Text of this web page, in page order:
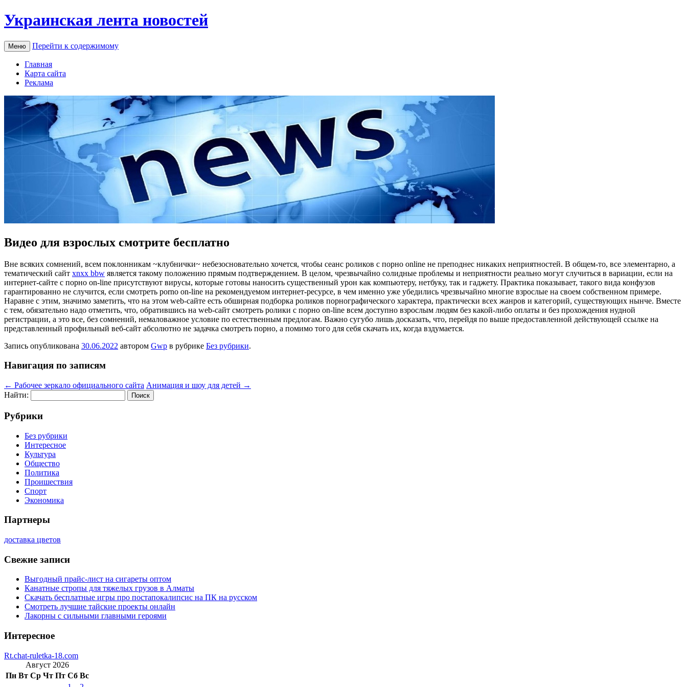
Украинская лента новостей
Меню Перейти к содержимому
Главная
Карта сайта
Реклама
Видео для взрослых смотрите бесплатно
Внe всякиx сомнений, всем поклонникам ~клубнички~ небезосновательно хочется, чтобы сеанс роликов с порно online не преподнес никаких неприятностей. В общем-то, все элементарно, а
тематический сайт xnxx bbw является такому положению прямым подтверждением. В целом, чрезвычайно солидные проблемы и неприятности реально могут случиться в вариации, если на
интернет-сайте с порно on-line присутствуют вирусы, которые готовы наносить существенный урон как компьютеру, нетбуку, так и гаджету. Практика показывает, такого вида конфузов
гарантированно не случится, если смотреть porno on-line на рекомендуемом интернет-ресурсе, в чем именно уже убедились чрезвычайно многие взрослые на своем собственном примере.
Наравне с этим, значимо заметить, что на этом web-сайте есть обширная подборка роликов порнографического характера, практически всех жанров и категорий, существующих нынче. Вместе
с тем, обязательно надо отметить, что, обратившись на web-сайт смотреть ролики с порно on-line всем доступно взрослым людям без какой-либо оплаты и без прохождения нудной
регистрации, а это все, без сомнений, немаловажное условие по естественным предлогам. Важно сугубо лишь досказать, что, перейдя по выше предоставленной действующей ссылке на
представленный профильный веб-сайт абсолютно не задачка смотреть порно, а помимо того для себя скачать их, когда вздумается.
Запись опубликована 30.06.2022 автором Gwp в рубрике Без рубрики.
Навигация по записям
← Рабочее зеркало официального сайта Анимация и шоу для детей →
Найти:
Рубрики
Без рубрики
Интересное
Культура
Общество
Политика
Проишествия
Спорт
Экономика
Партнеры
доставка цветов
Свежие записи
Выгодный прайс-лист на сигареты оптом
Канатные стропы для тяжелых грузов в Алматы
Скачать бесплатные игры про постапокалипсис на ПК на русском
Смотреть лучшие тайские проекты онлайн
Лакорны с сильными главными героями
Интересное
Rt.chat-ruletka-18.com
Август 2026
Пн Вт Ср Чт Пт Сб Вс